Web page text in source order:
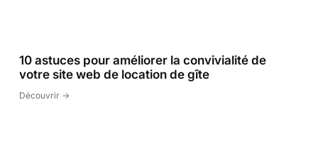
10 astuces pour améliorer la convivialité de
votre site web de location de gîte
Découvrir ->